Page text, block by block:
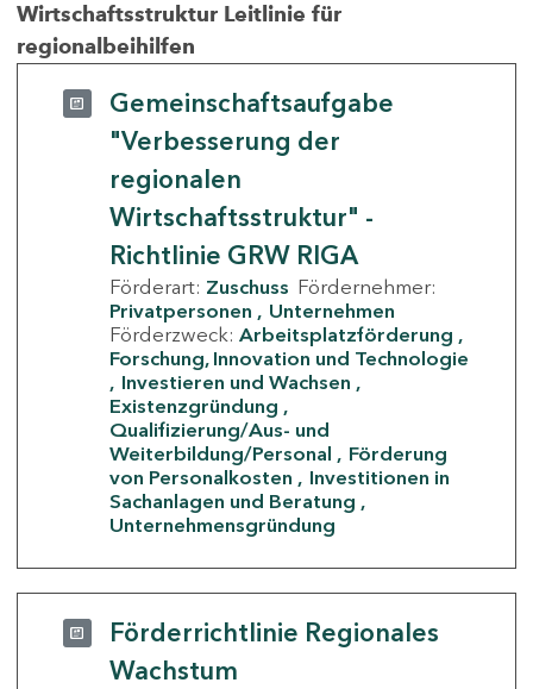
Wirtschaftsstruktur Leitlinie für
regionalbeihilfen
Gemeinschaftsaufgabe
"Verbesserung der
regionalen
Wirtschaftsstruktur" -
Richtlinie GRW RIGA
Förderart: Zuschuss Fördernehmer:
Privatpersonen
Unternehmen
Förderzweck: Arbeitsplatzförderung
Forschung, Innovation und Technologie
Investieren und Wachsen
Existenzgründung
Qualifizierung/Aus- und
Weiterbildung/Personal
Förderung
von Personalkosten
Investitionen in
Sachanlagen und Beratung
Unternehmensgründung
Förderrichtlinie Regionales
Wachstum